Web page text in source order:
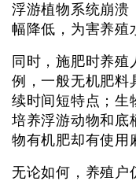
浮游植物系统崩溃
幅降低，为害养殖
同时，施肥时养殖
例，一般无机肥料
续时间短特点；生
培养浮游动物和底
物有机肥却有使用
无论如何，养殖户